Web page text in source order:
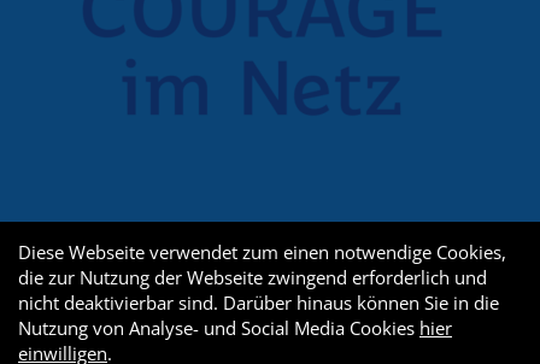
Diese Webseite verwendet zum einen notwendige Cookies,
die zur Nutzung der Webseite zwingend erforderlich und
nicht deaktivierbar sind. Darüber hinaus können Sie in die
Nutzung von Analyse- und Social Media Cookies hier
einwilligen.